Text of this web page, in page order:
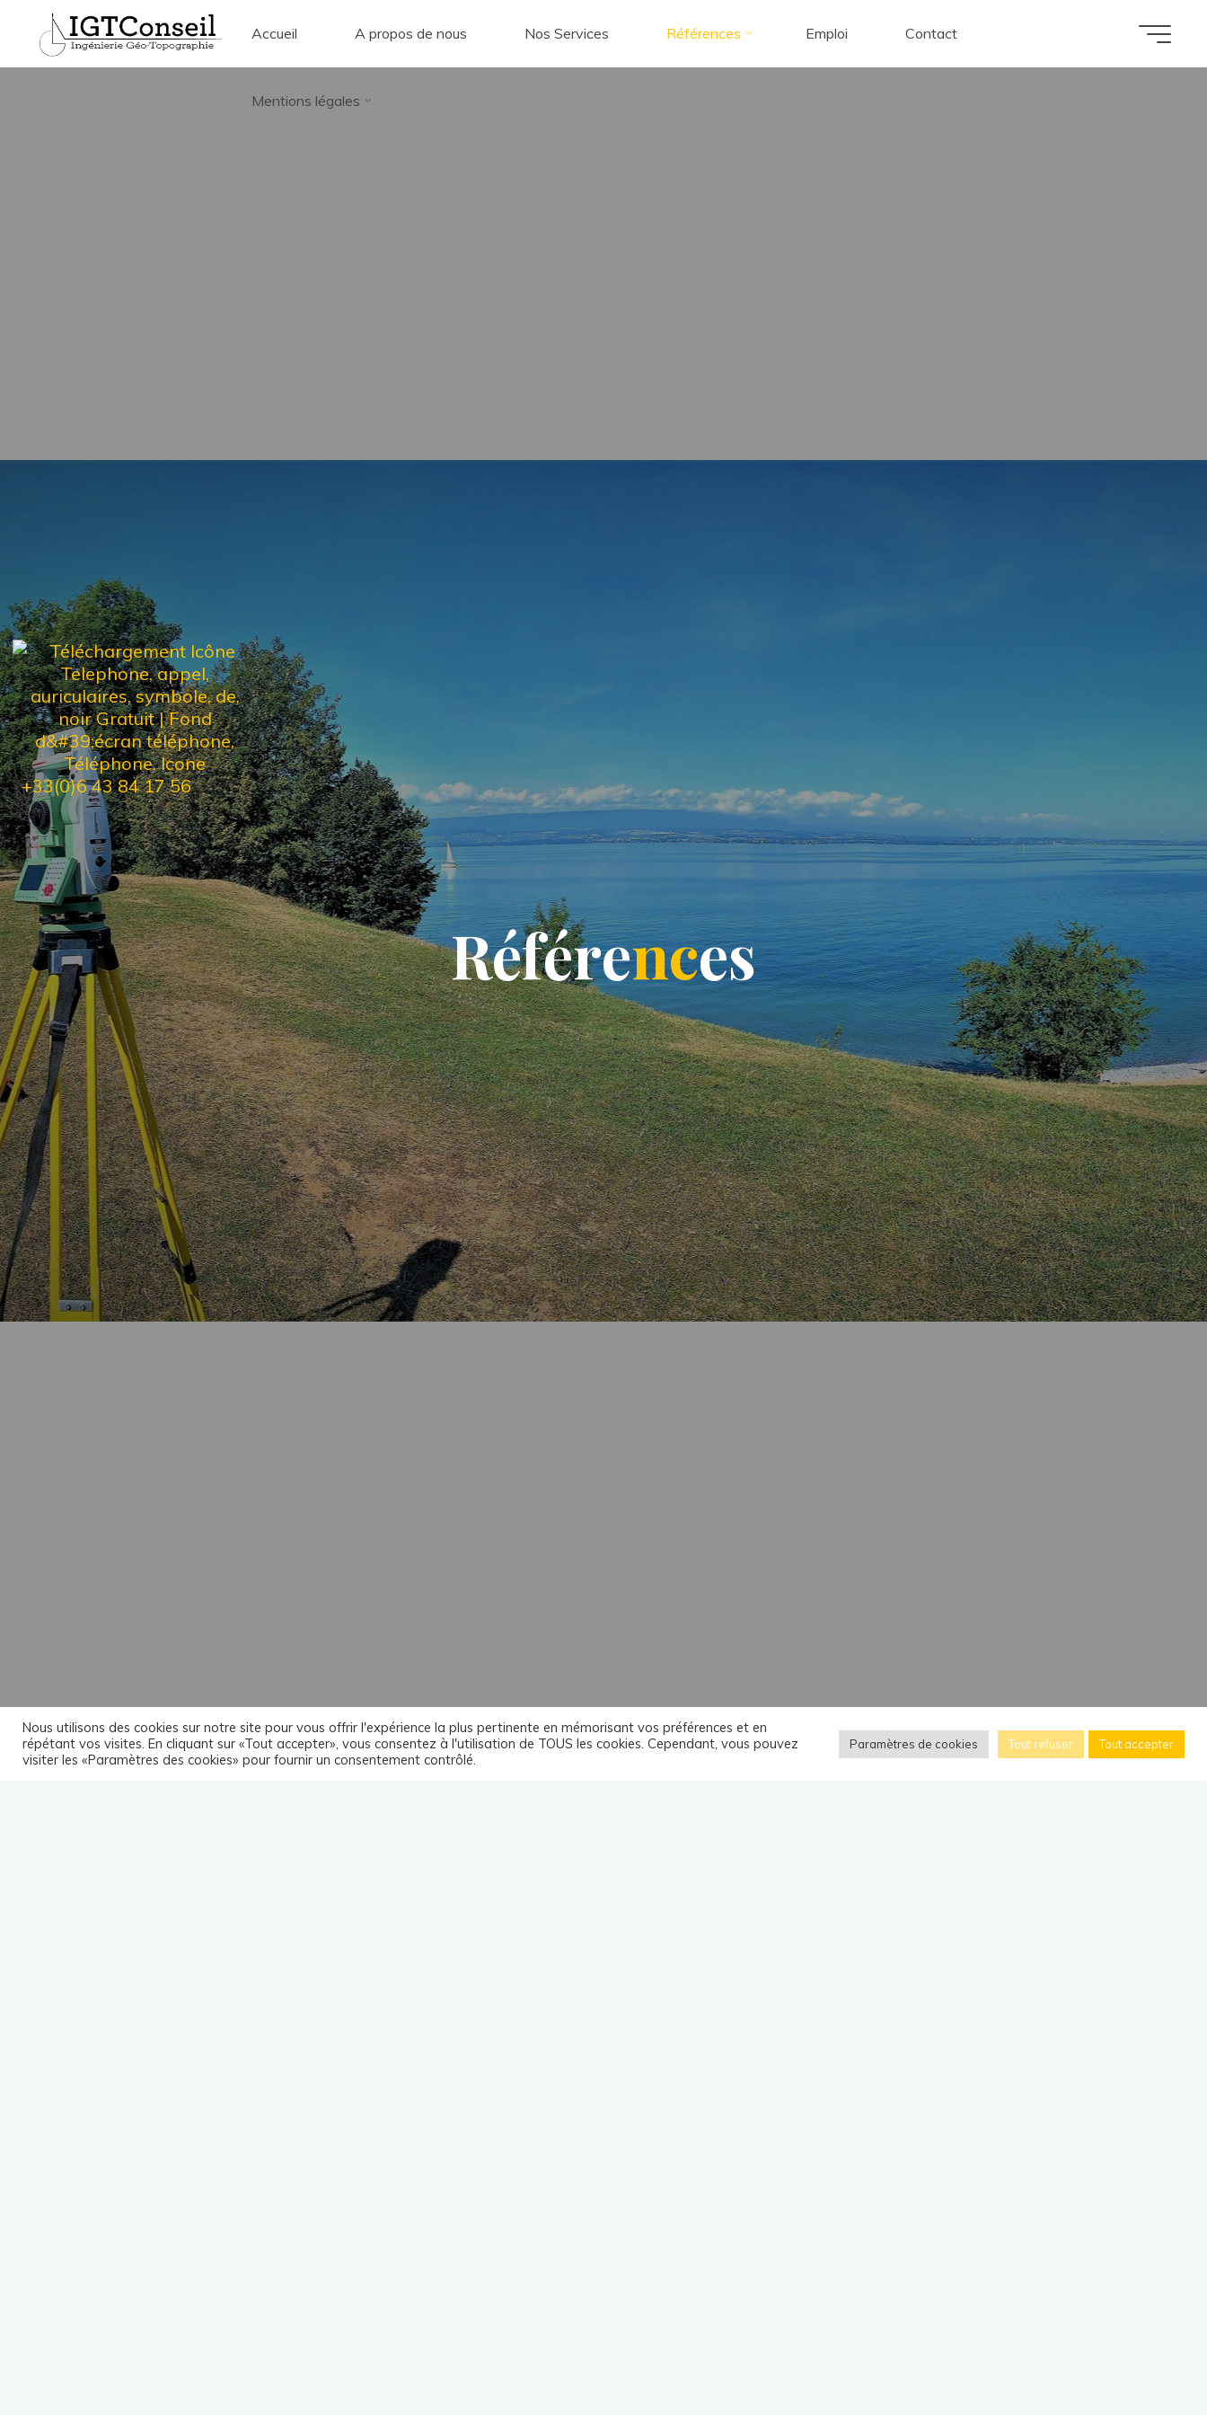
Accueil A propos de nous Nos Services Références Emploi Contact
Mentions légales
Références
Nous utilisons des cookies sur notre site pour vous offrir l'expérience la plus pertinente en mémorisant vos préférences et en
répétant vos visites. En cliquant sur «Tout accepter», vous consentez à l'utilisation de TOUS les cookies. Cependant, vous pouvez
visiter les «Paramètres des cookies» pour fournir un consentement contrôlé.
Paramètres de cookies Tout refuser Tout accepter
+33(0)6 43 84 17 56